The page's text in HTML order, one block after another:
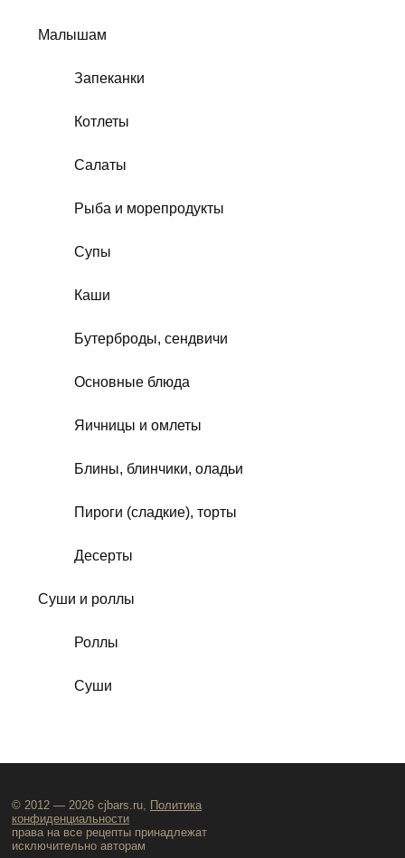
Малышам
Запеканки
Котлеты
Салаты
Рыба и морепродукты
Супы
Каши
Бутерброды, сендвичи
Основные блюда
Яичницы и омлеты
Блины, блинчики, оладьи
Пироги (сладкие), торты
Десерты
Суши и роллы
Роллы
Суши
© 2012 — 2026 cjbars.ru,
Политика
конфиденциальности
права на все рецепты принадлежат
исключительно авторам